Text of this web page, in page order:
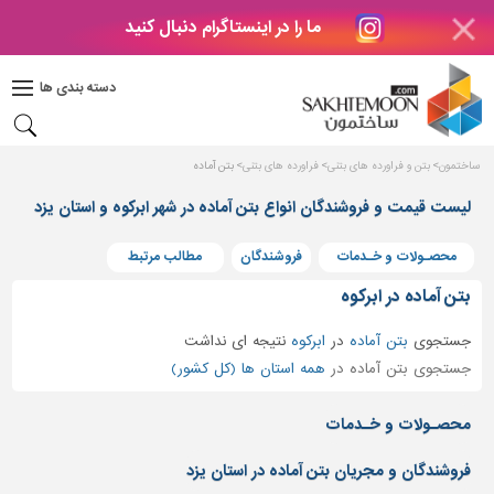
ما را در اینستاگرام دنبال کنید
دسته بندی ها
دکوراسیون
بتن
های
بتنی
و
پنجره
ساختمانی
نرده
و
حفاظ
ساختمون بتن و فراورده های بتنی فراورده های بتنی بتن آماده
لیست قیمت و فروشندگان انواع بتن آماده در شهر ابرکوه و استان یزد
محصـولات و خـدمات فروشندگان مطالب مرتبط
بتن آماده در ابرکوه
جستجوی بتن آماده در ابرکوه نتیجه ای نداشت
جستجوی بتن آماده در همه استان ها (کل کشور)
محصـولات و خـدمات
فروشندگان و مجریان بتن آماده در استان یزد